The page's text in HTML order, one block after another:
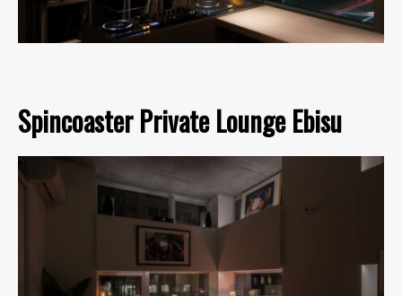
Spincoaster Private Lounge Ebisu